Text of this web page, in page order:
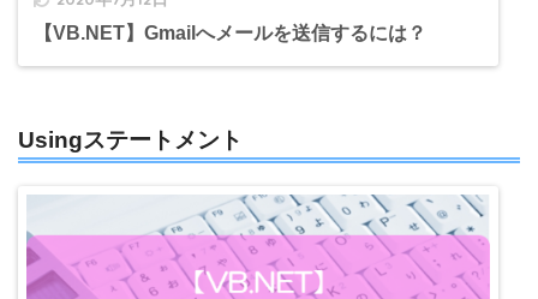
【VB.NET】Gmailへメールを送信するには？
Usingステートメント